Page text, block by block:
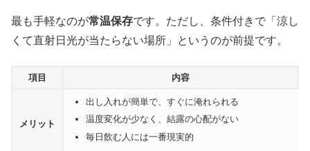
最も手軽なのが常温保存です。ただし、条件付きで「涼し
くて直射日光が当たらない場所」というのが前提です。
項目 内容
メリット
出し入れが簡単で、すぐに淹れられる
温度変化が少なく、結露の心配がない
毎日飲む人には一番現実的